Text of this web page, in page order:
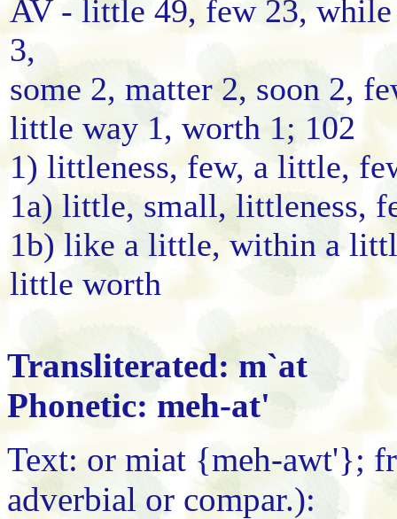
AV - little 49, few 23,
3,
some 2, matter 2, soon 2,
little way 1, worth 1; 102
1) littleness, few, a little,
1a) little, small, littleness,
1b) like a little, within a
little worth
Transliterated: m`at
Phonetic: meh-at'
Text: or miat {meh-awt'};
adverbial or compar.):